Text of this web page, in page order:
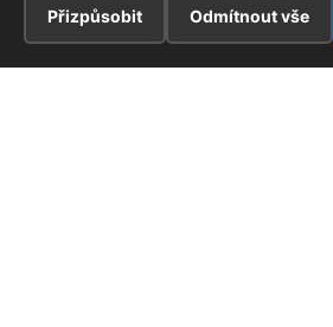
Přizpůsobit Odmítnout vše